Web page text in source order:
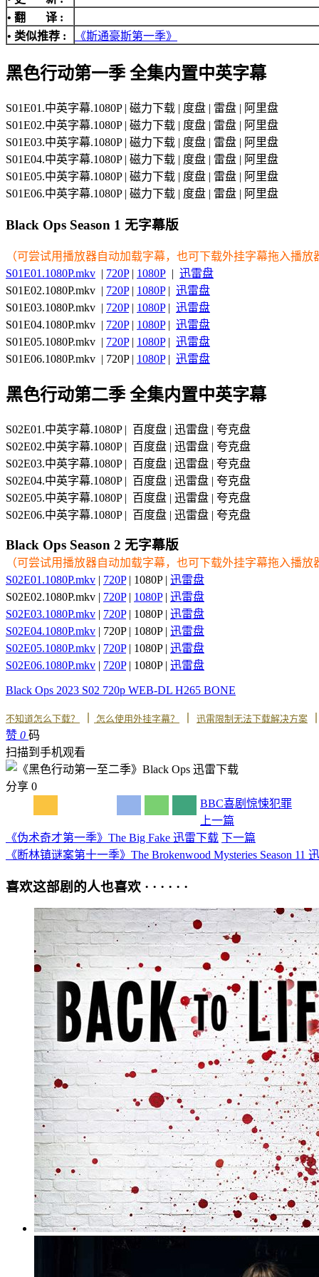
• 翻 译 :
• 类似推荐 :
《斯通豪斯第一季》
黑色行动第一季 全集内置中英字幕
S01E01.中英字幕.1080P | 磁力下载 | 度盘 | 雷盘 | 阿里盘
S01E02.中英字幕.1080P | 磁力下载 | 度盘 | 雷盘 | 阿里盘
S01E03.中英字幕.1080P | 磁力下载 | 度盘 | 雷盘 | 阿里盘
S01E04.中英字幕.1080P | 磁力下载 | 度盘 | 雷盘 | 阿里盘
S01E05.中英字幕.1080P | 磁力下载 | 度盘 | 雷盘 | 阿里盘
S01E06.中英字幕.1080P | 磁力下载 | 度盘 | 雷盘 | 阿里盘
Black Ops Season 1 无字幕版
（可尝试用播放器自动加载字幕，也可下载外挂字幕拖入播放
S01E01.1080P.mkv | 720P| 1080P | 迅雷盘
S01E02.1080P.mkv | 720P| 1080P| 迅雷盘
S01E03.1080P.mkv | 720P| 1080P| 迅雷盘
S01E04.1080P.mkv | 720P| 1080P| 迅雷盘
S01E05.1080P.mkv | 720P| 1080P| 迅雷盘
S01E06.1080P.mkv | 720P | 1080P| 迅雷盘
黑色行动第二季 全集内置中英字幕
S02E01.中英字幕.1080P | 百度盘 | 迅雷盘 | 夸克盘
S02E02.中英字幕.1080P | 百度盘 | 迅雷盘 | 夸克盘
S02E03.中英字幕.1080P | 百度盘 | 迅雷盘 | 夸克盘
S02E04.中英字幕.1080P | 百度盘 | 迅雷盘 | 夸克盘
S02E05.中英字幕.1080P | 百度盘 | 迅雷盘 | 夸克盘
S02E06.中英字幕.1080P | 百度盘 | 迅雷盘 | 夸克盘
Black Ops Season 2 无字幕版
（可尝试用播放器自动加载字幕，也可下载外挂字幕拖入播放
S02E01.1080P.mkv | 720P| 1080P | 迅雷盘
S02E02.1080P.mkv | 720P| 1080P| 迅雷盘
S02E03.1080P.mkv | 720P| 1080P | 迅雷盘
S02E04.1080P.mkv | 720P | 1080P | 迅雷盘
S02E05.1080P.mkv | 720P| 1080P | 迅雷盘
S02E06.1080P.mkv | 720P| 1080P | 迅雷盘
Black Ops 2023 S02 720p WEB-DL H265 BONE
不知道怎么下载？ 怎么使用外挂字幕？ 迅雷限制无法下载解决方案
赞 0 码
扫描到手机观看
分享 0
BBC喜剧 惊悚犯罪
上一篇
《伪术奇才第一季》The Big Fake 迅雷下载 下一篇
《断林镇谜案第十一季》The Brokenwood Mysteries Season 11
喜欢这部剧的人也喜欢 · · · · · ·